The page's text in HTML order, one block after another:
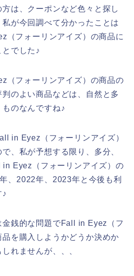
は、クーポンなど色々と探し
が今回調べて分かったことは
（フォーリンアイズ）の商品に
でした♪
（フォーリンアイズ）の商品の
のよい商品などは、自然と多
ものなんですね♪
in Eyez（フォーリンアイズ）
、私が予想する限り、多分、
Eyez（フォーリンアイズ）の
、2022年、2023年と今後も利
♪
金銭的な問題でFall in Eyez（フ
を購入しようかどうか決めか
れませんが、、、